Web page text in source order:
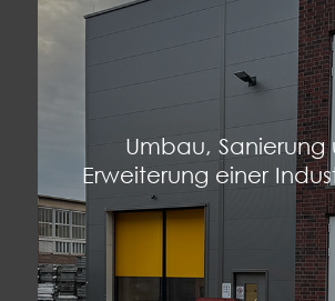
Umbau, Sanierung
Erweiterung einer